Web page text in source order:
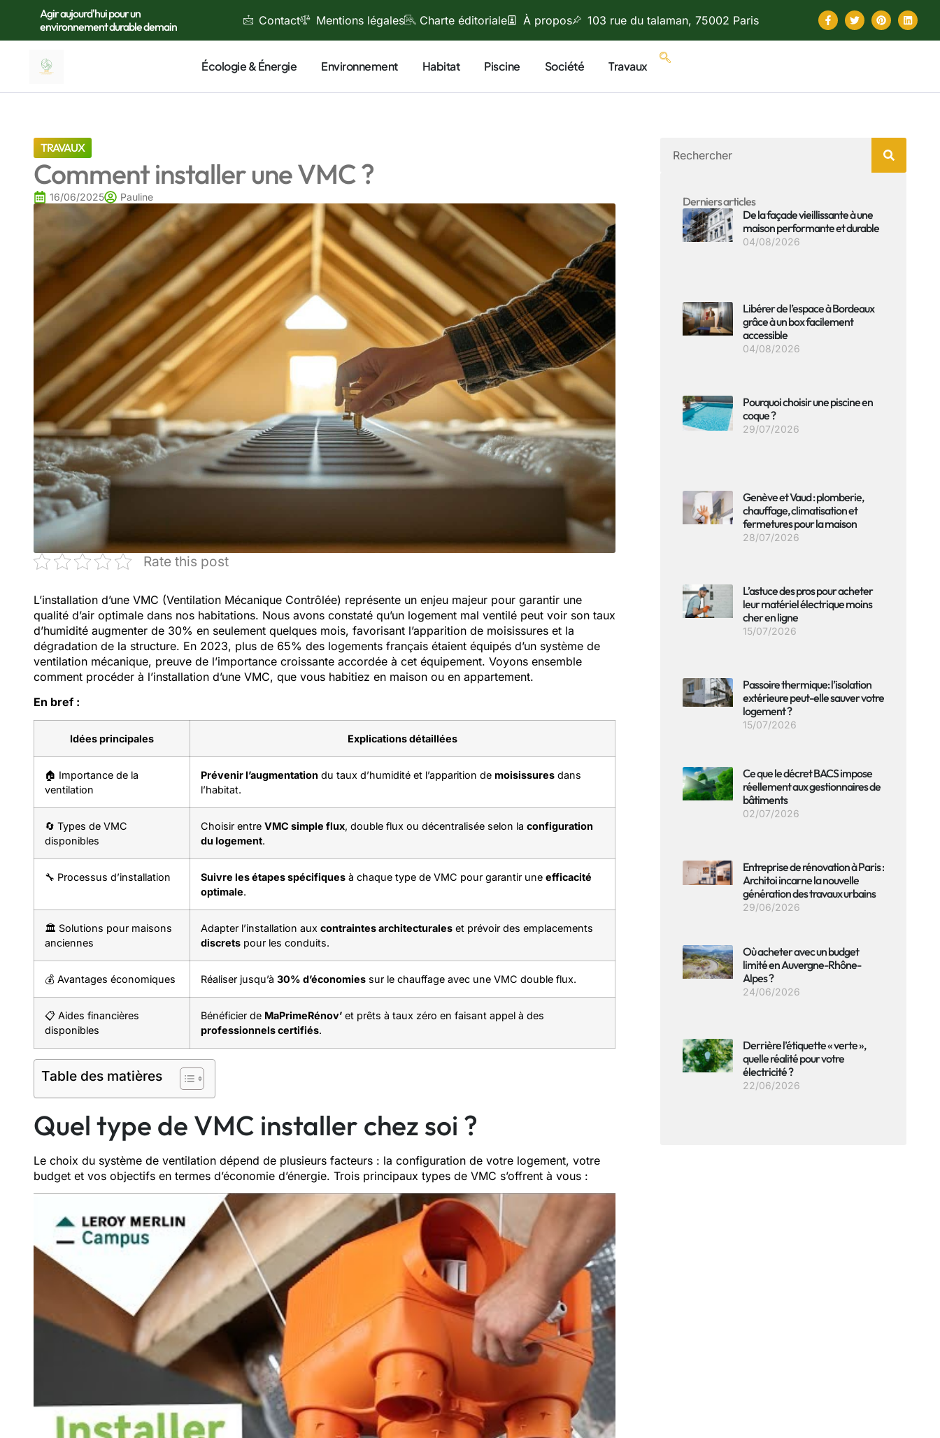
Agir aujourd'hui pour un
environnement durable demain
Contact Mentions légales Charte éditoriale À propos 103 rue du talaman, 75002 Paris
Écologie & Énergie Environnement Habitat Piscine Société Travaux
TRAVAUX
Comment installer une VMC ?
16/06/2025 Pauline
Rate this post
L’installation d’une VMC (Ventilation Mécanique Contrôlée) représente un enjeu majeur pour garantir une
qualité d’air optimale dans nos habitations. Nous avons constaté qu’un logement mal ventilé peut voir son taux
d’humidité augmenter de 30% en seulement quelques mois, favorisant l’apparition de moisissures et la
dégradation de la structure. En 2023, plus de 65% des logements français étaient équipés d’un système de
ventilation mécanique, preuve de l’importance croissante accordée à cet équipement. Voyons ensemble
comment procéder à l’installation d’une VMC, que vous habitiez en maison ou en appartement.
En bref :
Idées principales Explications détaillées
🏠 Importance de la
ventilation
Prévenir l’augmentation du taux d’humidité et l’apparition de moisissures dans
l’habitat.
🔄 Types de VMC
disponibles
Choisir entre VMC simple flux, double flux ou décentralisée selon la configuration
du logement.
🔧 Processus d’installation Suivre les étapes spécifiques à chaque type de VMC pour garantir une efficacité
optimale.
🏛️ Solutions pour maisons
anciennes
Adapter l’installation aux contraintes architecturales et prévoir des emplacements
discrets pour les conduits.
💰 Avantages économiques Réaliser jusqu’à 30% d’économies sur le chauffage avec une VMC double flux.
📋 Aides financières
disponibles
Bénéficier de MaPrimeRénov’ et prêts à taux zéro en faisant appel à des
professionnels certifiés.
Table des matières
Quel type de VMC installer chez soi ?
Le choix du système de ventilation dépend de plusieurs facteurs : la configuration de votre logement, votre
budget et vos objectifs en termes d’économie d’énergie. Trois principaux types de VMC s’offrent à vous :
Derniers articles
De la façade vieillissante à une
maison performante et durable
04/08/2026
Libérer de l’espace à Bordeaux
grâce à un box facilement
accessible
04/08/2026
Pourquoi choisir une piscine en
coque ?
29/07/2026
Genève et Vaud : plomberie,
chauffage, climatisation et
fermetures pour la maison
28/07/2026
L’astuce des pros pour acheter
leur matériel électrique moins
cher en ligne
15/07/2026
Passoire thermique: l’isolation
extérieure peut-elle sauver votre
logement ?
15/07/2026
Ce que le décret BACS impose
réellement aux gestionnaires de
bâtiments
02/07/2026
Entreprise de rénovation à Paris :
Architoi incarne la nouvelle
génération des travaux urbains
29/06/2026
Où acheter avec un budget
limité en Auvergne-Rhône-
Alpes ?
24/06/2026
Derrière l’étiquette « verte »,
quelle réalité pour votre
électricité ?
22/06/2026